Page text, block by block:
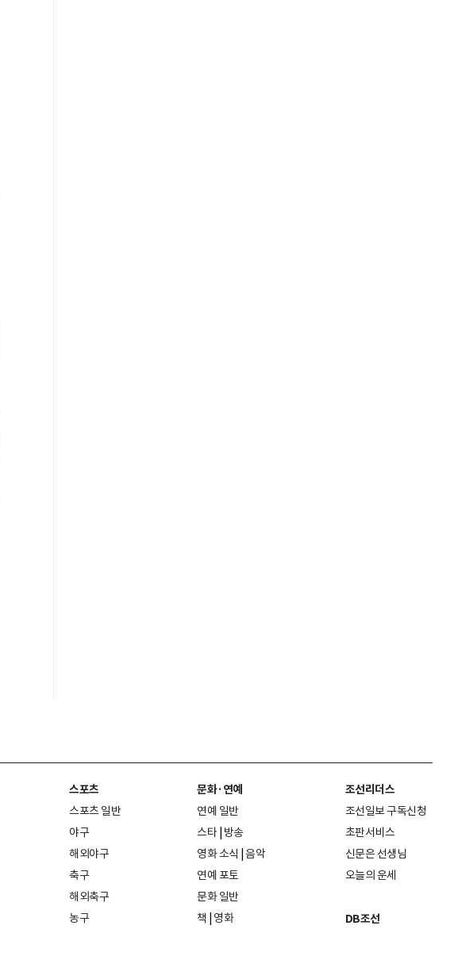
스포츠
스포츠 일반
야구
해외야구
축구
해외축구
농구
문화·연예
연예 일반
스타 방송
영화 소식 음악
연예 포토
문화 일반
책
영화
조선리더스
조선일보 구독신청
초판서비스
신문은 선생님
오늘의 운세
DB조선